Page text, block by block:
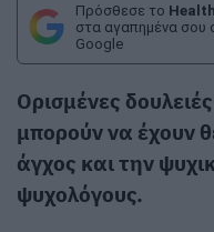
Πρόσθεσε το
στα αγαπημένα σου
Google
Ορισμένες
μπορούν να έχουν
άγχος και την
ψυχολόγους.